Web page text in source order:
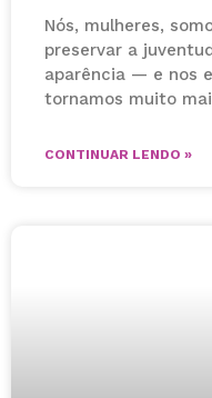
Nós, mulheres,
preservar a
aparência — e nos
tornamos muito
CONTINUAR LENDO »